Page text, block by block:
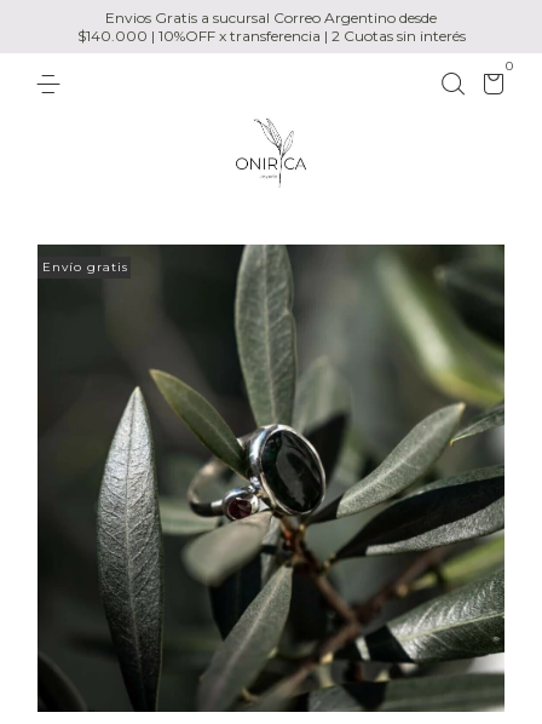
Envios Gratis a sucursal Correo Argentino desde
$140.000 | 10%OFF x transferencia | 2 Cuotas sin interés
0
Envío gratis